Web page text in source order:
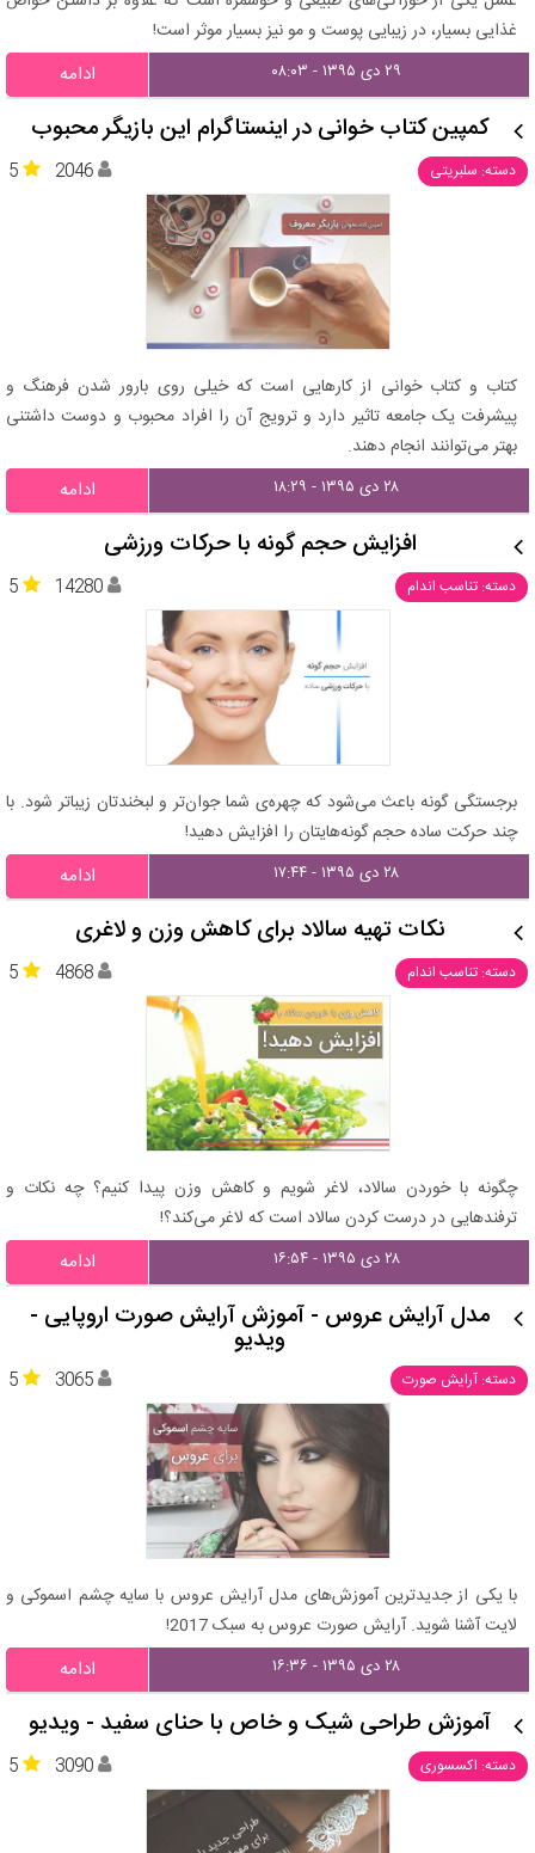
غذایی بسیار، در زیبایی پوست و مو نیز بسیار موثر است!
۲۹ دی ۱۳۹۵ - ۰۸:۰۳ ادامه
کمپین کتاب‌ خوانی در اینستاگرام این بازیگر محبوب
دسته: سلبریتی 5 2046
کتاب و کتاب خوانی از کارهایی است که خیلی روی بارور شدن فرهنگ و
پیشرفت یک جامعه تاثیر دارد و ترویج آن را افراد محبوب و دوست داشتنی
بهتر می‌توانند انجام دهند.
۲۸ دی ۱۳۹۵ - ۱۸:۲۹ ادامه
افزایش حجم گونه با حرکات ورزشی
دسته: تناسب اندام 5 14280
برجستگی گونه باعث می‌شود که چهره‌ی شما جوان‌تر و لبخندتان زیباتر شود. با
چند حرکت ساده حجم گونه‌هایتان را افزایش دهید!
۲۸ دی ۱۳۹۵ - ۱۷:۴۴ ادامه
نکات تهیه سالاد برای کاهش وزن و لاغری
دسته: تناسب اندام 5 4868
چگونه با خوردن سالاد، لاغر شویم و کاهش وزن پیدا کنیم؟ چه نکات و
ترفندهایی در درست کردن سالاد است که لاغر می‌کند؟!
۲۸ دی ۱۳۹۵ - ۱۶:۵۴ ادامه
مدل آرایش عروس - آموزش آرایش صورت اروپایی -
ویدیو
دسته: آرایش صورت 5 3065
با یکی از جدیدترین آموزش‌های مدل آرایش عروس با سایه چشم اسموکی و
لایت آشنا شوید. آرایش صورت عروس به سبک 2017!
۲۸ دی ۱۳۹۵ - ۱۶:۳۶ ادامه
آموزش طراحی شیک و خاص با حنای سفید - ویدیو
دسته: اکسسوری 5 3090